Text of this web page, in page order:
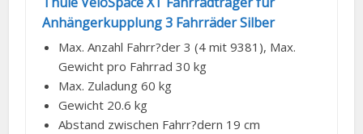
Anhängerkupplung 3 Fahrräder Silber
Max. Anzahl Fahrr?der 3 (4 mit 9381), Max.
Gewicht pro Fahrrad 30 kg
Max. Zuladung 60 kg
Gewicht 20.6 kg
Abstand zwischen Fahrr?dern 19 cm